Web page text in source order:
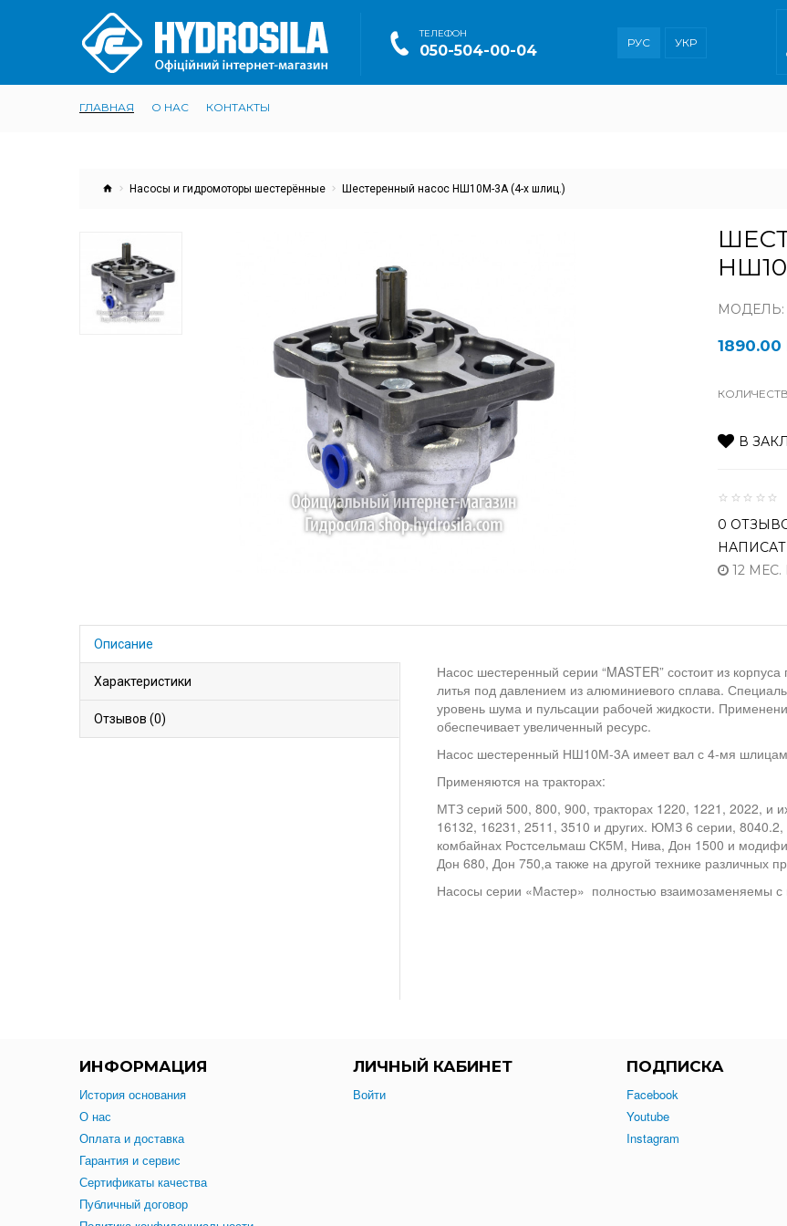
ТEЛЕФОН
050-504-00-04 РУС УКР
ГЛАВНАЯ О НАС КОНТАКТЫ
Насосы и гидромоторы шестерённые Шестеренный насос НШ10М-3А (4-х шлиц.)
МОДЕЛЬ:
1890.00
В
0
12 МЕС.
Описание
Характеристики
Отзывов (0)
Насос шестеренный серии “MASTER” состоит из
литья под давлением из алюминиевого сплава.
уровень шума и пульсации рабочей жидкости.
обеспечивает увеличенный ресурс.
Насос шестеренный НШ10М-3А имеет вал с 4-мя
Применяются на тракторах:
МТЗ серий 500, 800, 900, тракторах 1220, 1221, 2022,
16132, 16231, 2511, 3510 и других. ЮМЗ 6 серии,
комбайнах Ростсельмаш СК5М, Нива, Дон 1500 и
Дон 680, Дон 750,а также на другой технике различных
Насосы серии «Мастер» полностью взаимозаменяемы
ИНФОРМАЦИЯ
История основания
О нас
Оплата и доставка
Гарантия и сервис
Сертификаты качества
Публичный договор
ЛИЧНЫЙ КАБИНЕТ
Войти
ПОДПИСКА
Facebook
Youtube
Instagram